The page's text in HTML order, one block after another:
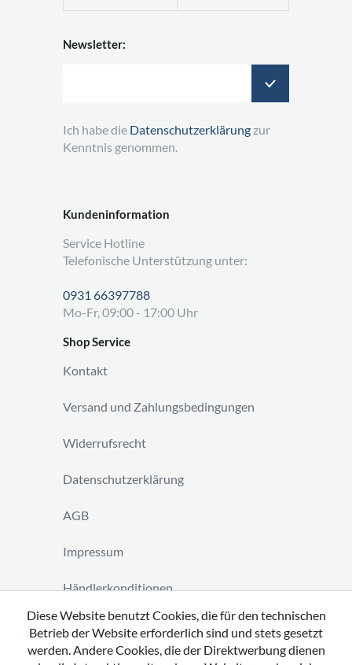
Kundeninformation
Service Hotline
Telefonische Unterstützung unter:
0931 66397788
Mo-Fr, 09:00 - 17:00 Uhr
Shop Service
Kontakt
Versand und Zahlungsbedingungen
Widerrufsrecht
Datenschutzerklärung
AGB
Impressum
Händlerkonditionen
Vertrag widerrufen
Newsletter:
Ich habe die Datenschutzerklärung zur
Kenntnis genommen.
Diese Website benutzt Cookies, die für den technischen
Betrieb der Website erforderlich sind und stets gesetzt
werden. Andere Cookies, die der Direktwerbung dienen